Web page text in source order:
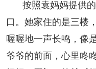
按照袁妈妈提供
口。她家住的是三楼
喔喔地一声长鸣，像
爷爷的前面，心里咚